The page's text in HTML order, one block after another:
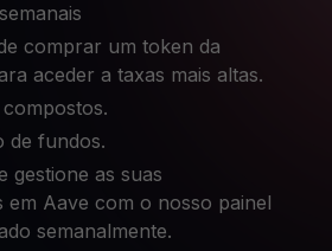
comprar um token da
aceder a taxas mais altas.
de fundos.
gestione as suas
em Aave com o nosso painel
semanalmente.